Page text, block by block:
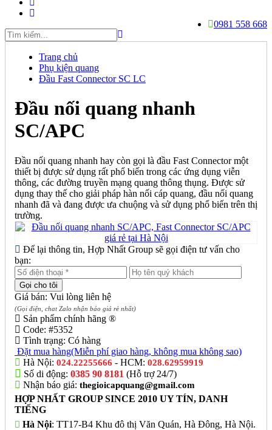
0981 558 668
Trang chủ
Phụ kiện quang
Đầu Fast Connector SC LC
Đầu nối quang nhanh
SC/APC
Đầu nối quang nhanh hay còn gọi là đầu Fast Connector một
thiết bị được sử dụng rất phổ biến trong các ứng dụng viễn
thông, các đường truyền mạng quang thông thụng. Được sử
dụng thay thế cho giải pháp hàn nối cáp quang, đầu nối quang
nhanh đã và đang được ưa chuộng và sử dụng phổ biến trên thị
trường.
Để lại thông tin, Hợp Nhất Group sẽ gọi điện tư vấn cho
bạn:
Giá bán: Vui lòng liên hệ
(Gọi điện, chat Zalo nhận báo giá rẻ nhất)
Sản phẩm chính hãng ®
Code: #5352
Tình trạng: Có hàng
Đặt mua hàng(Miễn phí giao hàng, không mua không sao)
Hà Nội: 024.22255666 - HCM: 028.62959919
Số di động: 0385 90 8181 (Hỗ trợ 24/7)
Nhận báo giá: thegioicapquang@gmail.com
HỢP NHẤT GROUP SINCE 2010 UY TÍN, DANH
TIẾNG
Hà Nội: TT17-B4 Khu đô thị Văn Quán, Hà Đông, Hà Nội.